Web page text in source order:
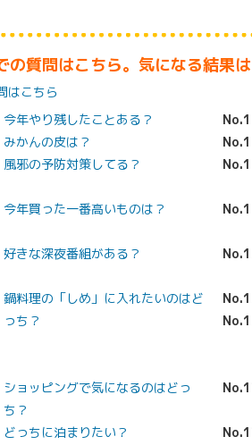
の質問はこちら。気になる結果
はこちら
今年やり残したことある？
みかんの皮は？
風邪の予防対策してる？
今年買った一番高いものは？
好きな深夜番組がある？
鍋料理の「しめ」に入れたいのはど
っち？
ショッピングで気になるのはどっ
ち？
どっちに泊まりたい？